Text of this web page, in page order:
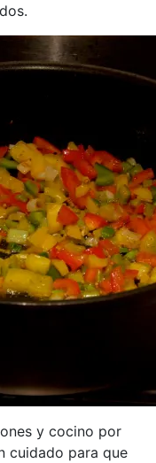
y cocino por
cuidado para que